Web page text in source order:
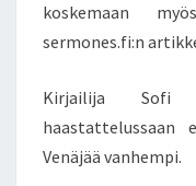
koskemaan
sermones.fi:n
Kirjailija Sofi
haastattelussaan
Venäjää vanhempi.